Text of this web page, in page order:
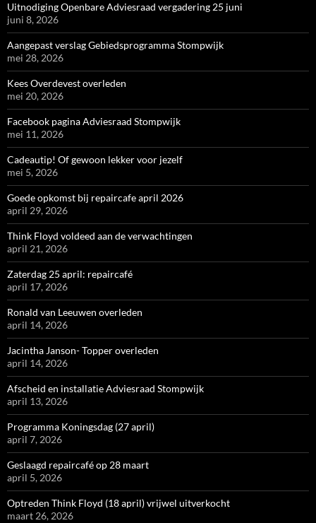
Uitnodiging Openbare Adviesraad vergadering 25 juni
juni 8, 2026
Aangepast verslag Gebiedsprogramma Stompwijk
mei 28, 2026
Kees Overdevest overleden
mei 20, 2026
Facebook pagina Adviesraad Stompwijk
mei 11, 2026
Cadeautip! Of gewoon lekker voor jezelf
mei 5, 2026
Goede opkomst bij repaircafe april 2026
april 29, 2026
Think Floyd voldeed aan de verwachtingen
april 21, 2026
Zaterdag 25 april: repaircafé
april 17, 2026
Ronald van Leeuwen overleden
april 14, 2026
Jacintha Janson- Topper overleden
april 14, 2026
Afscheid en installatie Adviesraad Stompwijk
april 13, 2026
Programma Koningsdag (27 april)
april 7, 2026
Geslaagd repaircafé op 28 maart
april 5, 2026
Optreden Think Floyd (18 april) vrijwel uitverkocht
maart 26, 2026